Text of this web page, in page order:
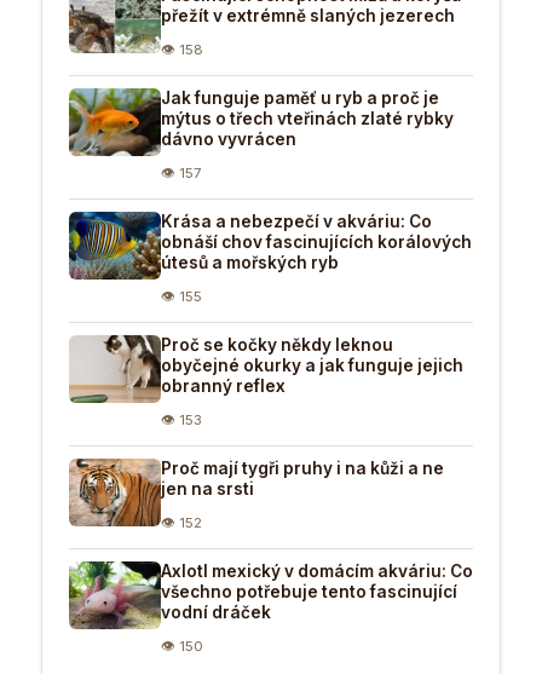
přežít v extrémně slaných jezerech
👁 158
Jak funguje paměť u ryb a proč je
mýtus o třech vteřinách zlaté rybky
dávno vyvrácen
👁 157
Krása a nebezpečí v akváriu: Co
obnáší chov fascinujících korálových
útesů a mořských ryb
👁 155
Proč se kočky někdy leknou
obyčejné okurky a jak funguje jejich
obranný reflex
👁 153
Proč mají tygři pruhy i na kůži a ne
jen na srsti
👁 152
Axlotl mexický v domácím akváriu: Co
všechno potřebuje tento fascinující
vodní dráček
👁 150